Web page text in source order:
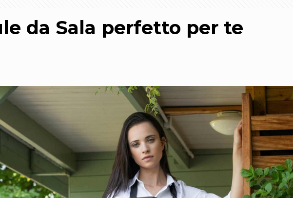
da Sala perfetto per te